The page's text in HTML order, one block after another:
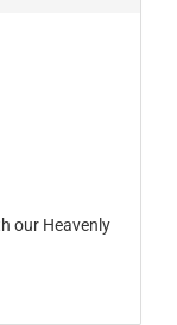
our Heavenly